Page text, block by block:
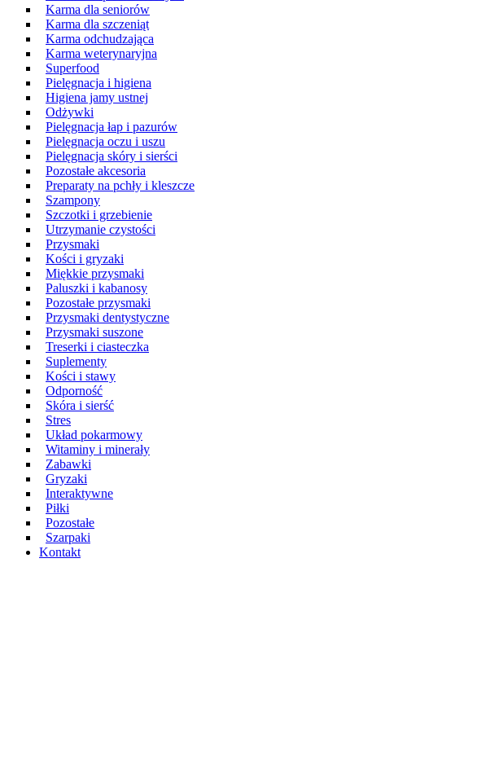
Karma dla seniorów
Karma dla szczeniąt
Karma odchudzająca
Karma weterynaryjna
Superfood
Pielęgnacja i higiena
Higiena jamy ustnej
Odżywki
Pielęgnacja łap i pazurów
Pielęgnacja oczu i uszu
Pielęgnacja skóry i sierści
Pozostałe akcesoria
Preparaty na pchły i kleszcze
Szampony
Szczotki i grzebienie
Utrzymanie czystości
Przysmaki
Kości i gryzaki
Miękkie przysmaki
Paluszki i kabanosy
Pozostałe przysmaki
Przysmaki dentystyczne
Przysmaki suszone
Treserki i ciasteczka
Suplementy
Kości i stawy
Odporność
Skóra i sierść
Stres
Układ pokarmowy
Witaminy i minerały
Zabawki
Gryzaki
Interaktywne
Piłki
Pozostałe
Szarpaki
Kontakt